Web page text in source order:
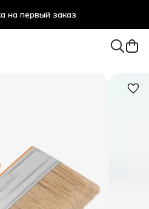
на первый заказ